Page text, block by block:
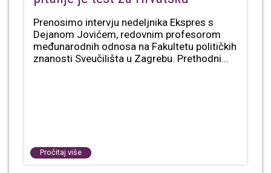
Prenosimo intervju nedeljnika Ekspres s
Dejanom Jovićem, redovnim profesorom
međunarodnih odnosa na Fakultetu političkih
znanosti Sveučilišta u Zagrebu. Prethodni...
Pročitaj više